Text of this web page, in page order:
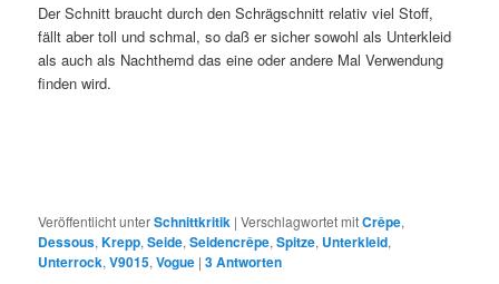
Der Schnitt braucht durch den Schrägschnitt relativ viel Stoff,
fällt aber toll und schmal, so daß er sicher sowohl als Unterkleid
als auch als Nachthemd das eine oder andere Mal Verwendung
finden wird.
Veröffentlicht unterSchnittkritik |Verschlagwortet mitCrêpe,
Dessous,Krepp,Seide,Seidencrêpe,Spitze, Unterkleid,
Unterrock,V9015,Vogue |3Antworten